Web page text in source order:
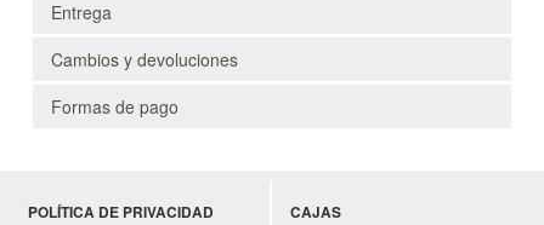
Entrega
Cambios y devoluciones
Formas de pago
POLÍTICA DE PRIVACIDAD
CAJAS